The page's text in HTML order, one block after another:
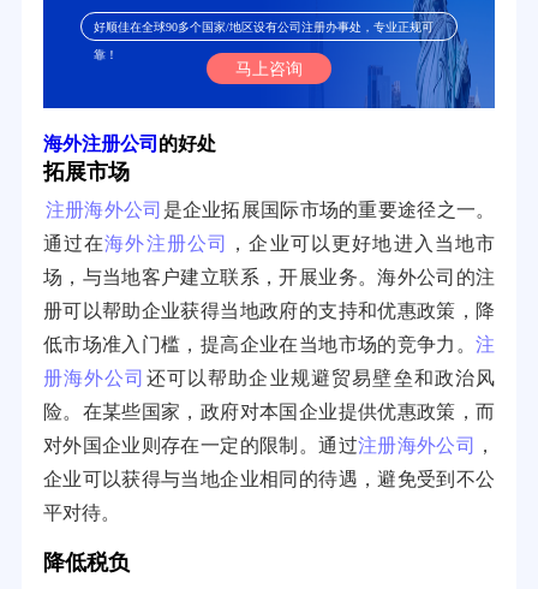
好顺佳在全球90多个国家/地区设有公司注册办事处，专业正规可
靠！
马上咨询
海外注册公司 的好处
拓展市场
注册海外公司 是企业拓展国际市场的重要途径之一。
通过在海外注册公司
，企业可以更好地进入当地市
场，与当地客户建立联系，开展业务。海外公司的注
册可以帮助企业获得当地政府的支持和优惠政策，降
低市场准入门槛，提高企业在当地市场的竞争力。注
册海外公司 还可以帮助企业规避贸易壁垒和政治风
险。在某些国家，政府对本国企业提供优惠政策，而
对外国企业则存在一定的限制。通过注册海外公司
，
企业可以获得与当地企业相同的待遇，避免受到不公
平对待。
降低税负